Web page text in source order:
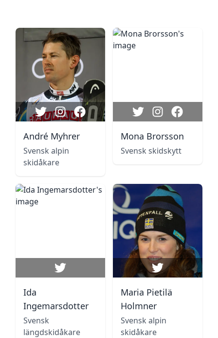
André Myhrer
Svensk alpin
skidåkare
Mona Brorsson
Svensk skidskytt
Ida
Ingemarsdotter
Svensk
längdskidåkare
Maria Pietilä
Holmner
Svensk alpin
skidåkare